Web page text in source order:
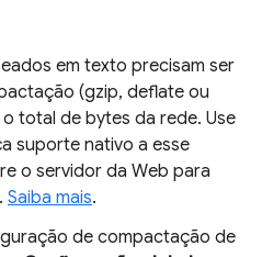
em texto precisam ser
(gzip, deflate ou
total de bytes da rede. Use
suporte nativo a esse
o servidor da Web para
Saiba mais.
de compactação de